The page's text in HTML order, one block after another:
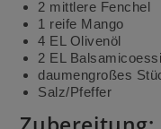
2 mittlere Fenchel
1 reife Mango
4 EL Olivenöl
2 EL
daumengroßes
Salz/Pfeffer